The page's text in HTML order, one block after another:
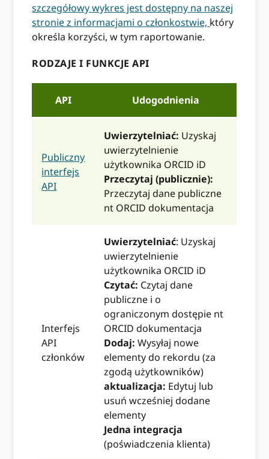
szczegółowy wykres jest dostępny na naszej
stronie z informacjami o członkostwie, który
określa korzyści, w tym raportowanie.
RODZAJE I FUNKCJE API
API Udogodnienia
Publiczny
interfejs
API
Uwierzytelniać: Uzyskaj
uwierzytelnienie
użytkownika ORCID iD
Przeczytaj (publicznie):
Przeczytaj dane publiczne
nt ORCID dokumentacja
Interfejs
API
członków
Uwierzytelniać: Uzyskaj
uwierzytelnienie
użytkownika ORCID iD
Czytać: Czytaj dane
publiczne i o
ograniczonym dostępie nt
ORCID dokumentacja
Dodaj: Wysyłaj nowe
elementy do rekordu (za
zgodą użytkowników)
aktualizacja: Edytuj lub
usuń wcześniej dodane
elementy
Jedna integracja
(poświadczenia klienta)